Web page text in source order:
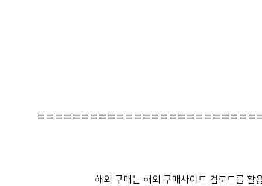
해외 구매는 해외 구매사이트 검로드를 활